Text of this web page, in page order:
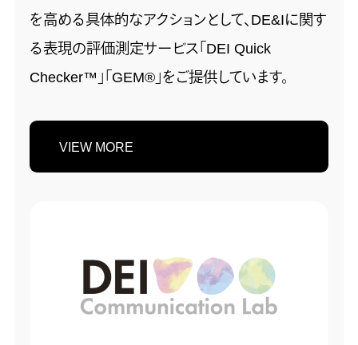
を高める具体的なアクションとして、DE&Iに関す
る表現の評価測定サービス「DEI Quick
Checker™」「GEM®」をご提供しています。
VIEW MORE